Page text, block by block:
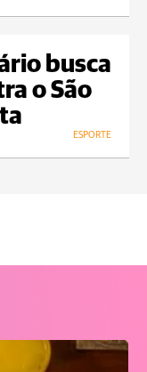
busca
o São
ESPORTE